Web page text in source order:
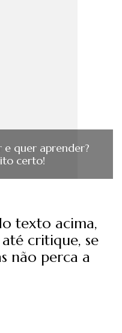
e quer aprender?
certo!
texto acima,
critique, se
não perca a